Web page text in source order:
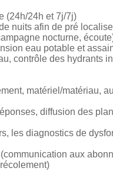
(24h/24h et 7j/7j)
nuits afin de pré
nocturne,
eau potable et
contrôle des hydrants
matériel/matériau,
diffusion des
les diagnostics de
aux